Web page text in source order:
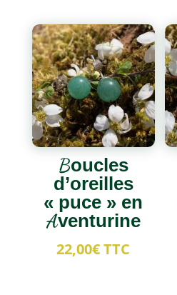
Boucles
d’oreilles
« puce » en
Aventurine
22,00€TTC